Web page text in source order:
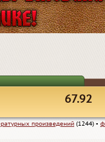
67.92
произведений (1244) ▪